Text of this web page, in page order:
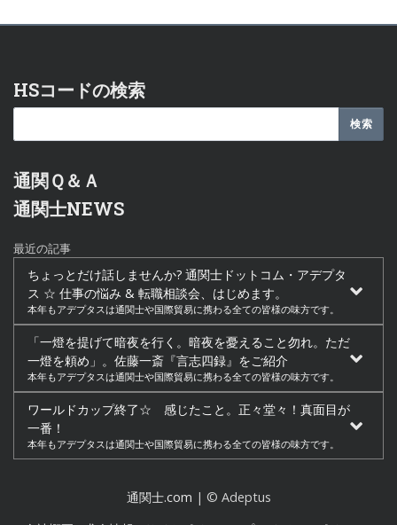
HSコードの検索
通関Ｑ＆Ａ
通関士NEWS
最近の記事
ちょっとだけ話しませんか? 通関士ドットコム・アデプタ
ス ☆ 仕事の悩み & 転職相談会、はじめます。
本年もアデプタスは通関士や国際貿易に携わる全ての皆様の味方です。
「一燈を提げて暗夜を行く。暗夜を憂えること勿れ。ただ
一燈を頼め」。佐藤一斎『言志四録』をご紹介
本年もアデプタスは通関士や国際貿易に携わる全ての皆様の味方です。
ワールドカップ終了☆ 感じたこと。正々堂々！真面目が
一番！
本年もアデプタスは通関士や国際貿易に携わる全ての皆様の味方です。
通関士.com | © Adeptus